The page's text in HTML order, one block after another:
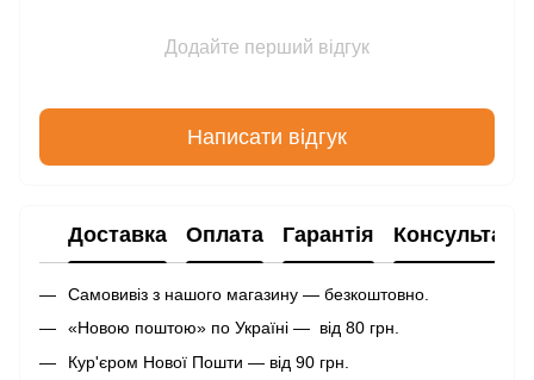
Додайте перший відгук
Написати відгук
Доставка Оплата Гарантія Консультація
Самовивіз з нашого магазину — безкоштовно.
«Новою поштою» по Україні — від 80 грн.
Кур'єром Нової Пошти — від 90 грн.